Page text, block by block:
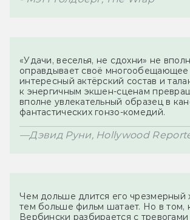
«Удачи, веселья, не сдохни» не
оправдывает своё многообещающее
интересный актёрский состав и
к энергичным экшен-сценам
вполне увлекательный образец в
Чем дольше длится его чрезмерный
тем больше фильм шатает. Но в том,
Вербински разбирается с тревогами